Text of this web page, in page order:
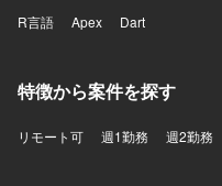
R言語
Apex Dart
特徴から案件を探す
リモート可 週1勤務 週2勤務